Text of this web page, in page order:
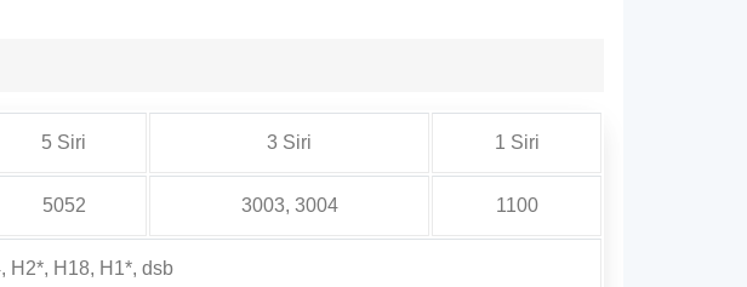
5 Siri 3 Siri 1 Siri
5052 3003, 3004 1100
H2*, H18, H1*, dsb